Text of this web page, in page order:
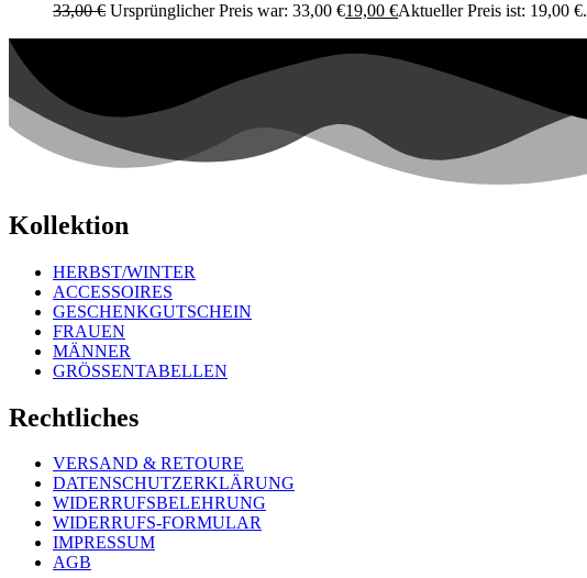
33,00€ Ursprünglicher Preis war: 33,00 €19,00 €Aktueller Preis ist: 19,00 €.
Kollektion
HERBST/WINTER
ACCESSOIRES
GESCHENKGUTSCHEIN
FRAUEN
MÄNNER
GRÖSSENTABELLEN
Rechtliches
VERSAND & RETOURE
DATENSCHUTZERKLÄRUNG
WIDERRUFSBELEHRUNG
WIDERRUFS-FORMULAR
IMPRESSUM
AGB